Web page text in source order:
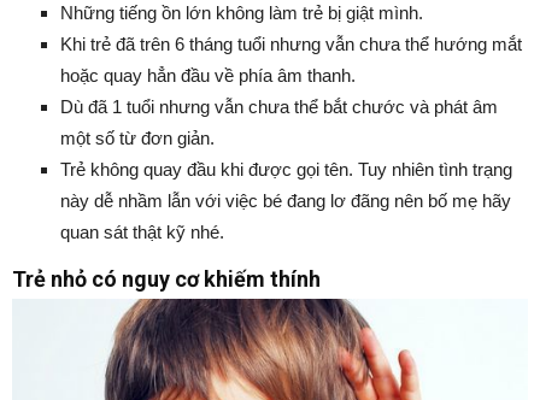
Những tiếng ồn lớn không làm trẻ bị giật mình.
Khi trẻ đã trên 6 tháng tuổi nhưng vẫn chưa thể hướng mắt
hoặc quay hẳn đầu về phía âm thanh.
Dù đã 1 tuổi nhưng vẫn chưa thể bắt chước và phát âm
một số từ đơn giản.
Trẻ không quay đầu khi được gọi tên. Tuy nhiên tình trạng
này dễ nhầm lẫn với việc bé đang lơ đãng nên bố mẹ hãy
quan sát thật kỹ nhé.
Trẻ nhỏ có nguy cơ khiếm thính